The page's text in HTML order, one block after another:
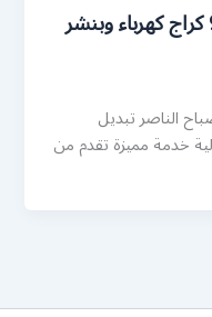
بنشر صباح الناصر 99007355 كراج كهرباء وبنشر
الناصر تبديل
خدمة مميزة تقدم من